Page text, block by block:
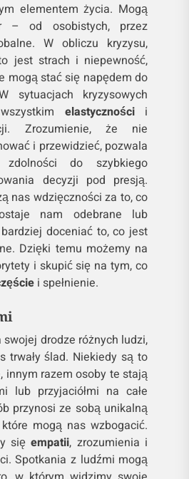
elementem życia. Mogą
– od osobistych, przez
W obliczu kryzysu,
jest strach i niepewność,
mogą stać się napędem do
sytuacjach kryzysowych
elastycznościi
Zrozumienie, że nie
i przewidzieć, pozwala
do szybkiego
decyzji pod presją.
nas wdzięczności za to, co
nam odebrane lub
doceniać to, co jest
Dzięki temu możemy na
i skupić się na tym, co
i spełnienie.
drodze różnych ludzi,
trwały ślad. Niekiedy są to
innym razem osoby te stają
lub przyjaciółmi na całe
przynosi ze sobą unikalną
mogą nas wzbogacić.
sięempatii, zrozumienia i
Spotkania z ludźmi mogą